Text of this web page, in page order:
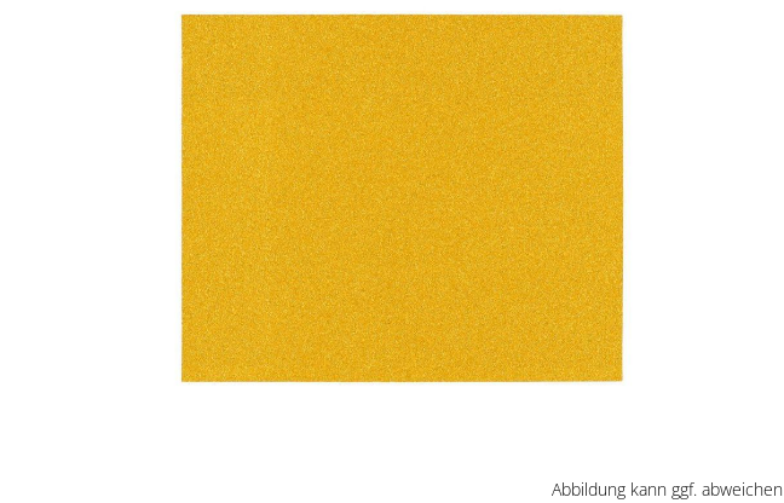
Abbildung kann ggf. abweichen